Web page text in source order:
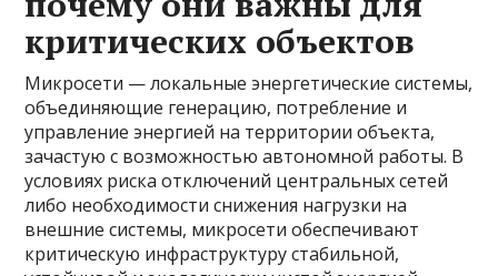
критических объектов
Микросети — локальные энергетические системы,
объединяющие генерацию, потребление и
управление энергией на территории объекта,
зачастую с возможностью автономной работы. В
условиях риска отключений центральных сетей
либо необходимости снижения нагрузки на
внешние системы, микросети обеспечивают
критическую инфраструктуру стабильной,